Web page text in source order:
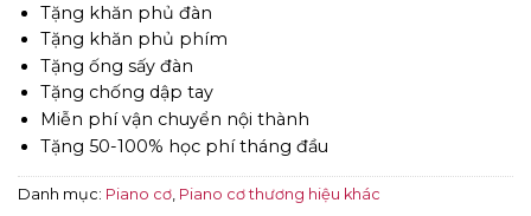
Tặng khăn phủ đàn
Tặng khăn phủ phím
Tặng ống sấy đàn
Tặng chống dập tay
Miễn phí vận chuyển nội thành
Tặng 50-100% học phí tháng đầu
Danh mục: Piano cơ, Piano cơ thương hiệu khác